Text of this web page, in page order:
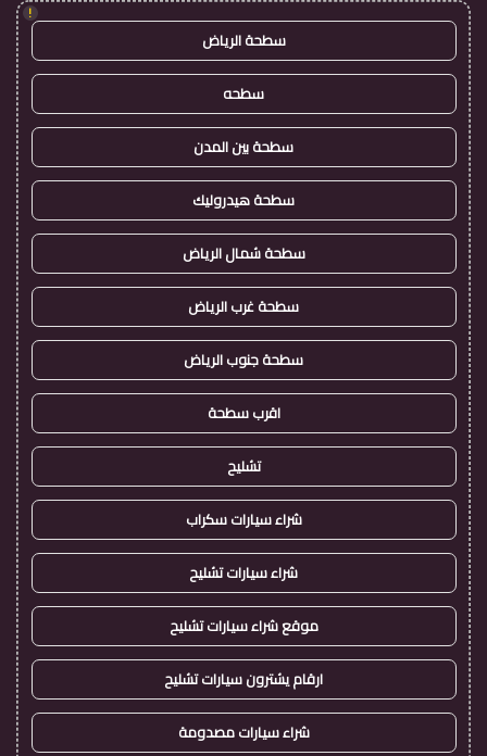
!
سطحة الرياض
سطحه
سطحة بين المدن
سطحة هيدروليك
سطحة شمال الرياض
سطحة غرب الرياض
سطحة جنوب الرياض
اقرب سطحة
تشليح
شراء سيارات سكراب
شراء سيارات تشليح
موقع شراء سيارات تشليح
ارقام يشترون سيارات تشليح
شراء سيارات مصدومة